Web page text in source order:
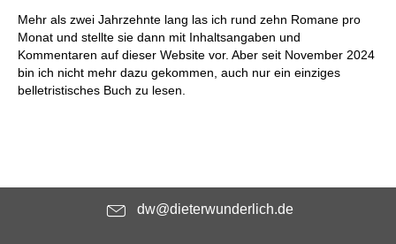
Mehr als zwei Jahrzehnte lang las ich rund zehn Romane pro
Monat und stellte sie dann mit Inhaltsangaben und
Kommentaren auf dieser Website vor. Aber seit November 2024
bin ich nicht mehr dazu gekommen, auch nur ein einziges
belletristisches Buch zu lesen.
dw@dieterwunderlich.de